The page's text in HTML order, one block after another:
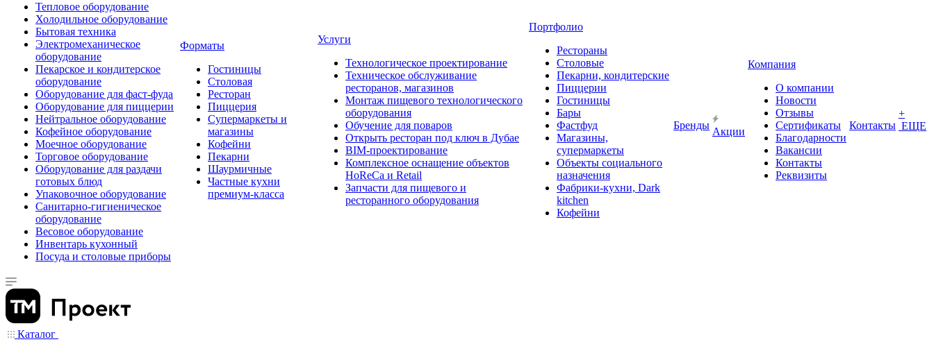
Тепловое оборудование
Холодильное оборудование
Бытовая техника
Электромеханическое
оборудование
Пекарское и кондитерское
оборудование
Оборудование для фаст-фуда
Оборудование для пиццерии
Нейтральное оборудование
Кофейное оборудование
Моечное оборудование
Торговое оборудование
Оборудование для раздачи
готовых блюд
Упаковочное оборудование
Санитарно-гигиеническое
оборудование
Весовое оборудование
Инвентарь кухонный
Посуда и столовые приборы
Форматы
Гостиницы
Столовая
Ресторан
Пиццерия
Супермаркеты и
магазины
Кофейни
Пекарни
Шаурмичные
Частные кухни
премиум-класса
Услуги
Технологическое проектирование
Техническое обслуживание
ресторанов, магазинов
Монтаж пищевого технологического
оборудования
Обучение для поваров
Открыть ресторан под ключ в Дубае
BIM-проектирование
Комплексное оснащение объектов
HoReCa и Retail
Запчасти для пищевого и
ресторанного оборудования
Портфолио
Рестораны
Столовые
Пекарни, кондитерские
Пиццерии
Гостиницы
Бары
Фастфуд
Магазины,
супермаркеты
Объекты социального
назначения
Фабрики-кухни, Dark
kitchen
Кофейни
Бренды
Акции
Компания
О компании
Новости
Отзывы
Сертификаты
Благодарности
Вакансии
Контакты
Реквизиты
Контакты
+
ЕЩЕ
Каталог